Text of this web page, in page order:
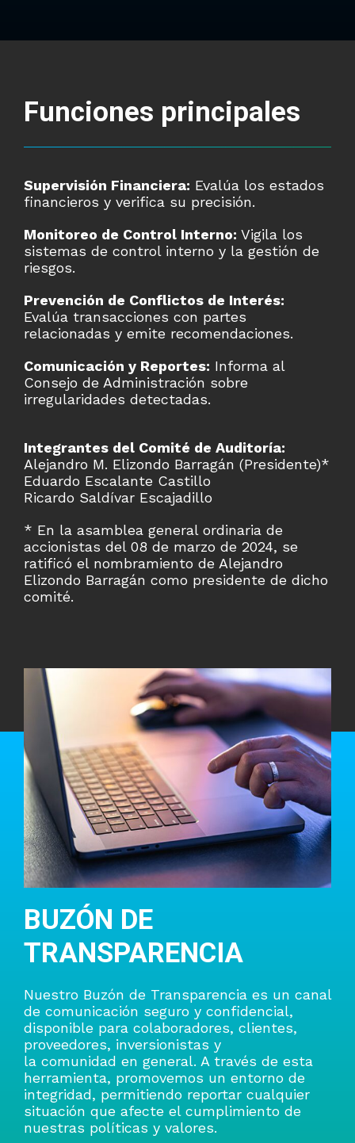
Funciones principales
Supervisión Financiera: Evalúa los estados
financieros y verifica su precisión.
Monitoreo de Control Interno: Vigila los
sistemas de control interno y la gestión de
riesgos.
Prevención de Conflictos de Interés:
Evalúa transacciones con partes
relacionadas y emite recomendaciones.
Comunicación y Reportes: Informa al
Consejo de Administración sobre
irregularidades detectadas.
Integrantes del Comité de Auditoría:
Alejandro M. Elizondo Barragán (Presidente)*
Eduardo Escalante Castillo
Ricardo Saldívar Escajadillo
* En la asamblea general ordinaria de
accionistas del 08 de marzo de 2024, se
ratificó el nombramiento de Alejandro
Elizondo Barragán como presidente de dicho
comité.
BUZÓN DE
TRANSPARENCIA
Nuestro Buzón de Transparencia es un canal
de comunicación seguro y confidencial,
disponible para colaboradores, clientes,
proveedores, inversionistas y
la comunidad en general. A través de esta
herramienta, promovemos un entorno de
integridad, permitiendo reportar cualquier
situación que afecte el cumplimiento de
nuestras políticas y valores.